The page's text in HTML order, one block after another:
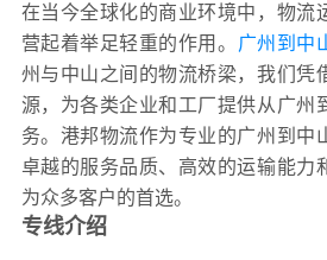
在当今全球化的商业环境中，物流
营起着举足轻重的作用。 广州到中
州与中山之间的物流桥梁，我们凭
源，为各类企业和工厂提供从广州
务。港邦物流作为专业的广州到中
卓越的服务品质、高效的运输能力
为众多客户的首选。
专线介绍